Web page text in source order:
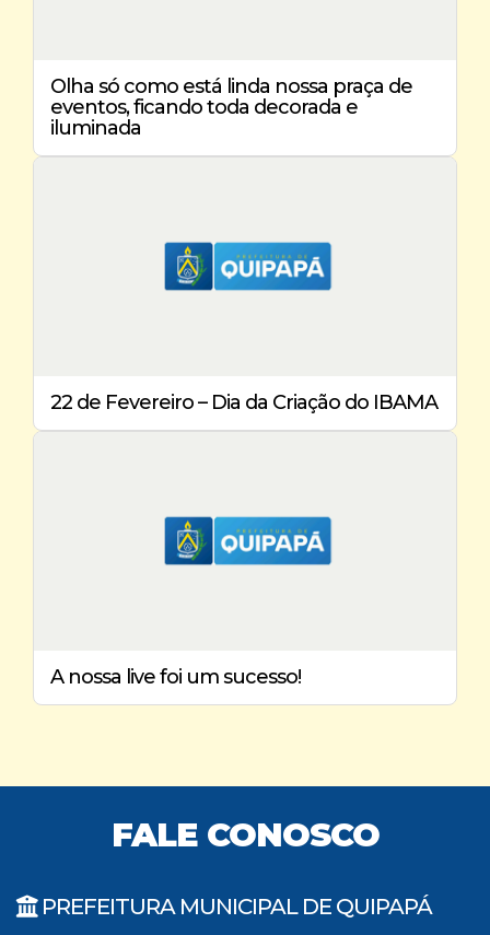
Olha só como está linda nossa praça de
eventos, ficando toda decorada e
iluminada
22 de Fevereiro – Dia da Criação do IBAMA
A nossa live foi um sucesso!
FALE CONOSCO
PREFEITURA MUNICIPAL DE QUIPAPÁ